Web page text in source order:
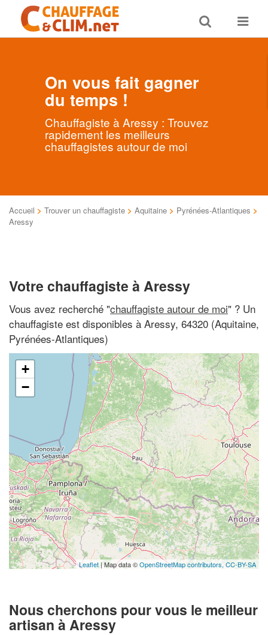
Toggle
search
Toggle
On vous fait gagner
du temps !
Chauffagiste à Aressy : Trouvez
rapidement les meilleurs
chauffagistes autour de moi
Accueil > Trouver un chauffagiste > Aquitaine > Pyrénées-Atlantiques >
Aressy
Votre chauffagiste à Aressy
Vous avez recherché "chauffagiste autour de moi" ? Un
chauffagiste est disponibles à Aressy, 64320 (Aquitaine,
Pyrénées-Atlantiques)
+
−
Leaflet | Map data ©OpenStreetMap contributors, CC-BY-SA
Nous cherchons pour vous le meilleur
artisan à Aressy